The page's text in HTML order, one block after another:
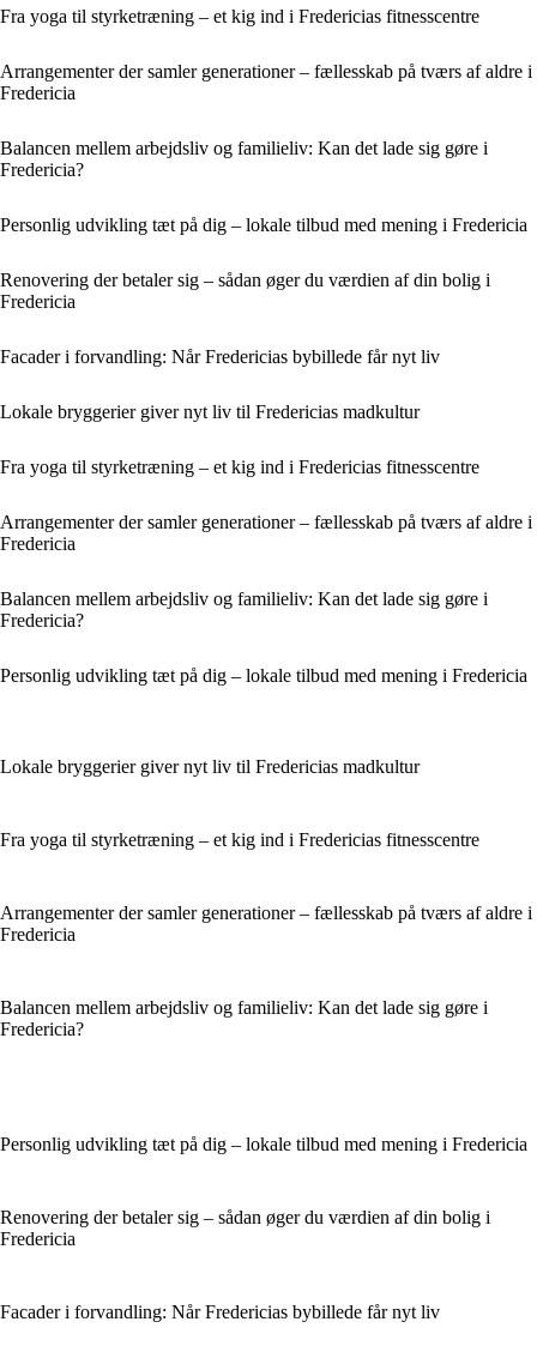
Fra yoga til styrketræning – et kig ind i Fredericias fitnesscentre
Arrangementer der samler generationer – fællesskab på tværs af aldre i
Fredericia
Balancen mellem arbejdsliv og familieliv: Kan det lade sig gøre i
Fredericia?
Personlig udvikling tæt på dig – lokale tilbud med mening i Fredericia
Renovering der betaler sig – sådan øger du værdien af din bolig i
Fredericia
Facader i forvandling: Når Fredericias bybillede får nyt liv
Lokale bryggerier giver nyt liv til Fredericias madkultur
Fra yoga til styrketræning – et kig ind i Fredericias fitnesscentre
Arrangementer der samler generationer – fællesskab på tværs af aldre i
Fredericia
Balancen mellem arbejdsliv og familieliv: Kan det lade sig gøre i
Fredericia?
Personlig udvikling tæt på dig – lokale tilbud med mening i Fredericia
Lokale bryggerier giver nyt liv til Fredericias madkultur
Fra yoga til styrketræning – et kig ind i Fredericias fitnesscentre
Arrangementer der samler generationer – fællesskab på tværs af aldre i
Fredericia
Balancen mellem arbejdsliv og familieliv: Kan det lade sig gøre i
Fredericia?
Personlig udvikling tæt på dig – lokale tilbud med mening i Fredericia
Renovering der betaler sig – sådan øger du værdien af din bolig i
Fredericia
Facader i forvandling: Når Fredericias bybillede får nyt liv